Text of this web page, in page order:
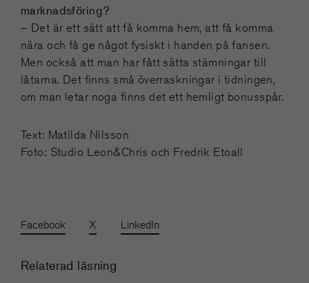
marknadsföring?
– Det är ett sätt att få komma hem, att få komma
nära och få ge något fysiskt i handen på fansen.
Men också att man har fått sätta stämningar till
låtarna. Det finns små överraskningar i tidningen,
om man letar noga finns det ett hemligt bonusspår.
Text: Matilda Nilsson
Foto: Studio Leon&Chris och Fredrik Etoall
Facebook X LinkedIn
Relaterad läsning